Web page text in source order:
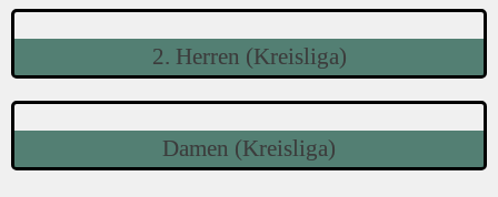
2. Herren (Kreisliga)
Damen (Kreisliga)